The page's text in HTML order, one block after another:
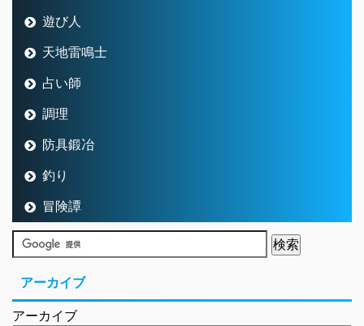
遊び人
天地雷鳴士
占い師
調理
防具鍛冶
釣り
冒険譚
アーカイブ
アーカイブ